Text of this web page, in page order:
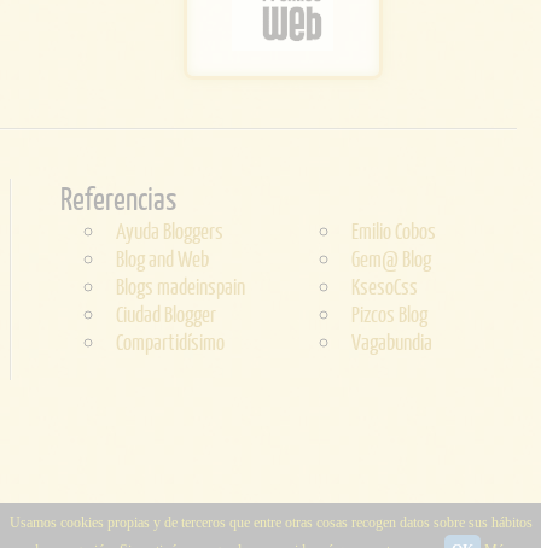
Referencias
Ayuda Bloggers
Blog and Web
Blogs madeinspain
Ciudad Blogger
Compartidísimo
Emilio Cobos
Gem@ Blog
KsesoCss
Pizcos Blog
Vagabundia
Usamos cookies propias y de terceros que entre otras cosas recogen datos sobre sus hábitos